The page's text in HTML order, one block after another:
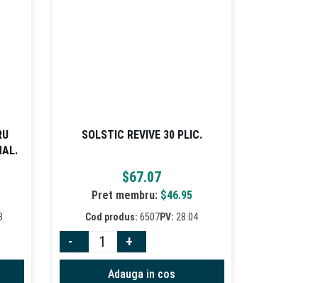
SOLSTIC REVIVE 30 PLIC.
$67.07
Pret membru: $46.95
Cod produs: 6507PV: 28.04
- +
Adauga in cos